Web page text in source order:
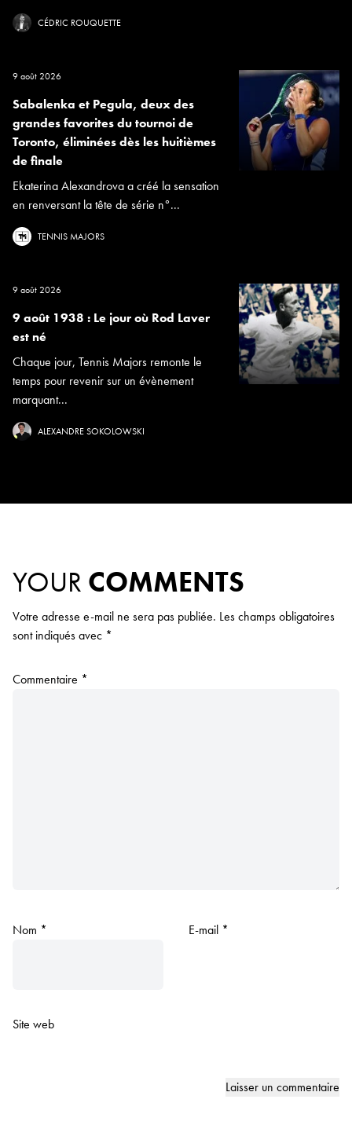
CÉDRIC ROUQUETTE
9 août 2026
Sabalenka et Pegula, deux des
grandes favorites du tournoi de
Toronto, éliminées dès les huitièmes
de finale
Ekaterina Alexandrova a créé la sensation
en renversant la tête de série n°...
TENNIS MAJORS
9 août 2026
9 août 1938 : Le jour où Rod Laver
est né
Chaque jour, Tennis Majors remonte le
temps pour revenir sur un évènement
marquant...
ALEXANDRE SOKOLOWSKI
YOUR COMMENTS
Votre adresse e-mail ne sera pas publiée. Les champs obligatoires
sont indiqués avec *
Commentaire *
Nom * E-mail *
Site web